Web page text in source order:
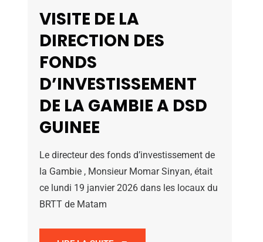
VISITE DE LA
DIRECTION DES
FONDS
D’INVESTISSEMENT
DE LA GAMBIE A DSD
GUINEE
Le directeur des fonds d’investissement de
la Gambie , Monsieur Momar Sinyan, était
ce lundi 19 janvier 2026 dans les locaux du
BRTT de Matam